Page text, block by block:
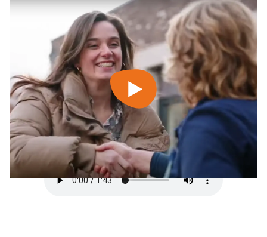
Maak kennis met WSD: